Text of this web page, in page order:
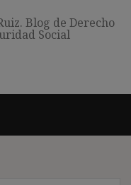
Blog de Derecho
Social